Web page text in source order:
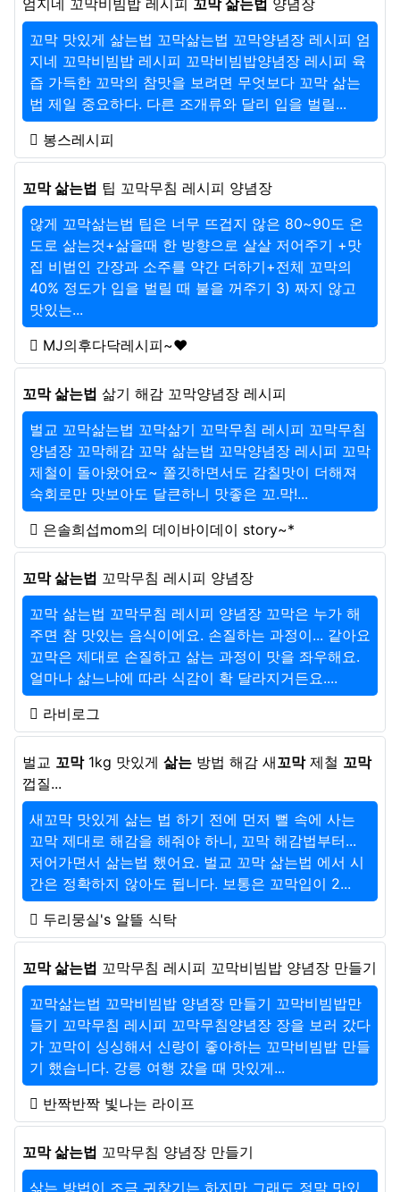
엄지네 꼬막비빔밥 레시피 꼬막 삶는법 양념장
꼬막 맛있게 삶는법 꼬막삶는법 꼬막양념장 레시피 엄
지네 꼬막비빔밥 레시피 꼬막비빔밥양념장 레시피 육
즙 가득한 꼬막의 참맛을 보려면 무엇보다 꼬막 삶는
법 제일 중요하다. 다른 조개류와 달리 입을 벌릴...
봉스레시피
꼬막 삶는법 팁 꼬막무침 레시피 양념장
않게 꼬막삶는법 팁은 너무 뜨겁지 않은 80~90도 온
도로 삶는것+삶을때 한 방향으로 살살 저어주기 +맛
집 비법인 간장과 소주를 약간 더하기+전체 꼬막의
40% 정도가 입을 벌릴 때 불을 꺼주기 3) 짜지 않고
맛있는...
MJ의후다닥레시피~♥
꼬막 삶는법 삶기 해감 꼬막양념장 레시피
벌교 꼬막삶는법 꼬막삶기 꼬막무침 레시피 꼬막무침
양념장 꼬막해감 꼬막 삶는법 꼬막양념장 레시피 꼬막
제철이 돌아왔어요~ 쫄깃하면서도 감칠맛이 더해져
숙회로만 맛보아도 달큰하니 맛좋은 꼬.막!...
은솔희섭mom의 데이바이데이 story~*
꼬막 삶는법 꼬막무침 레시피 양념장
꼬막 삶는법 꼬막무침 레시피 양념장 꼬막은 누가 해
주면 참 맛있는 음식이에요. 손질하는 과정이... 같아요
꼬막은 제대로 손질하고 삶는 과정이 맛을 좌우해요.
얼마나 삶느냐에 따라 식감이 확 달라지거든요....
라비로그
벌교 꼬막1kg 맛있게 삶는 방법 해감 새꼬막제철 꼬막
껍질...
새꼬막 맛있게 삶는 법 하기 전에 먼저 뻘 속에 사는
꼬막 제대로 해감을 해줘야 하니, 꼬막 해감법부터...
저어가면서 삶는법 했어요. 벌교 꼬막 삶는법 에서 시
간은 정확하지 않아도 됩니다. 보통은 꼬막입이 2...
두리뭉실's 알뜰 식탁
꼬막 삶는법 꼬막무침 레시피 꼬막비빔밥 양념장 만들기
꼬막삶는법 꼬막비빔밥 양념장 만들기 꼬막비빔밥만
들기 꼬막무침 레시피 꼬막무침양념장 장을 보러 갔다
가 꼬막이 싱싱해서 신랑이 좋아하는 꼬막비빔밥 만들
기 했습니다. 강릉 여행 갔을 때 맛있게...
반짝반짝 빛나는 라이프
꼬막 삶는법 꼬막무침 양념장 만들기
삶는 방법이 조금 귀찮기는 하지만 그래도 정말 맛있